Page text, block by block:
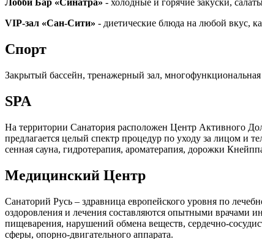
Лобби Бар «Синатра» - холодные и горячие закуски,
VIP-зал «Сан-Сити» - диетические блюда на любой вкус,
Спорт
Закрытый бассейн, тренажерный зал,
SPA
На территории Санатория расположен Центр Активного
предлагается целый спектр процедур по уходу за лицом и
сенная сауна, гидротерапия, ароматерапия, дорожки
Медицинский Центр
Санаторий Русь – здравница европейского уровня по
оздоровления и лечения составляются опытными врачами
пищеварения, нарушений обмена веществ, сердечно-
сферы, опорно-двигательного аппарата.